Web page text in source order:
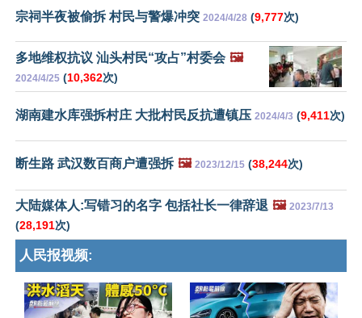
宗祠半夜被偷拆 村民与警爆冲突 2024/4/28 (9,777次)
多地维权抗议 汕头村民“攻占”村委会 🖼️
2024/4/25 (10,362次)
湖南建水库强拆村庄 大批村民反抗遭镇压 2024/4/3 (9,411次)
断生路 武汉数百商户遭强拆 🖼️ 2023/12/15 (38,244次)
大陆媒体人:写错习的名字 包括社长一律辞退 🖼️ 2023/7/13
(28,191次)
人民报视频: